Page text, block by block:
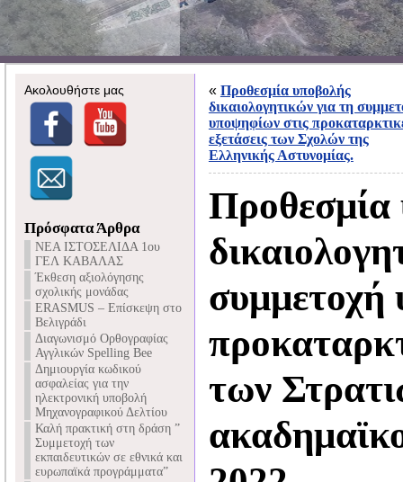
Ακολουθήστε μας
Πρόσφατα Άρθρα
NEA ΙΣΤΟΣΕΛΙΔΑ 1ου
ΓΕΛ ΚΑΒΑΛΑΣ
Έκθεση αξιολόγησης
σχολικής μονάδας
ERASMUS – Επίσκεψη στο
Βελιγράδι
Διαγωνισμό Ορθογραφίας
Αγγλικών Spelling Bee
Δημιουργία κωδικού
ασφαλείας για την
ηλεκτρονική υποβολή
Μηχανογραφικού Δελτίου
Καλή πρακτική στη δράση ”
Συμμετοχή των
εκπαιδευτικών σε εθνικά και
ευρωπαϊκά προγράμματα”
« Προθεσμία υποβολής
δικαιολογητικών για τη
υποψηφίων στις
εξετάσεις των Σχολών της
Ελληνικής Αστυνομίας.
Προθεσμία
συμμετοχή
των